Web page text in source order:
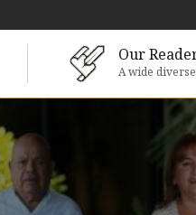
Our
A wide